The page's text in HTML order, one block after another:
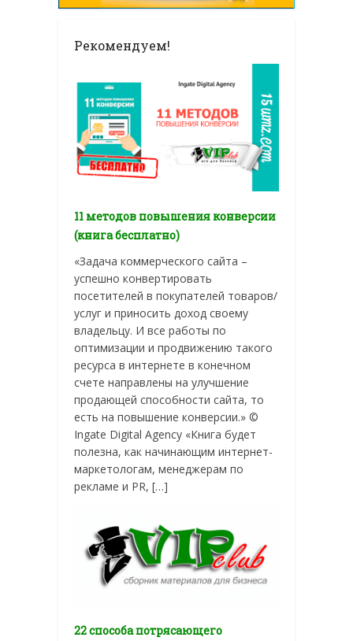
Рекомендуем!
11 методов повышения конверсии
(книга бесплатно)
«Задача коммерческого сайта –
успешно конвертировать
посетителей в покупателей товаров/
услуг и приносить доход своему
владельцу. И все работы по
оптимизации и продвижению такого
ресурса в интернете в конечном
счете направлены на улучшение
продающей способности сайта, то
есть на повышение конверсии.» ©
Ingate Digital Agency «Книга будет
полезна, как начинающим интернет-
маркетологам, менеджерам по
рекламе и PR, […]
22 способа потрясающего